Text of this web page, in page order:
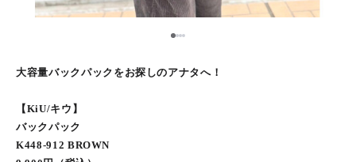
123
大容量バックパックをお探しのアナタへ！
【KiU/キウ】
バックパック
K448-912 BROWN